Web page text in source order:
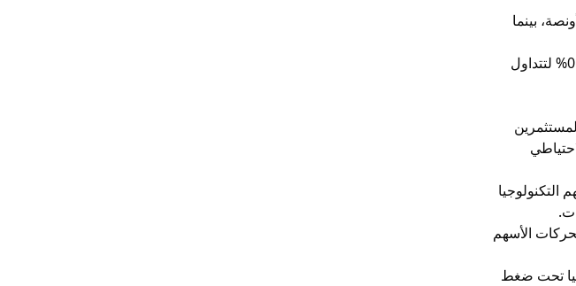
بنسبة 0.4% لتسجل نحو 5,060 دولاراً للأونصة، بينما
كما انخفضت العقود الآجلة لخام غرب تكساس الوسيط، المعيار الأميركي للنفط، بنسبة 0.4% لتتداول
الأسهم
تحت ضغط